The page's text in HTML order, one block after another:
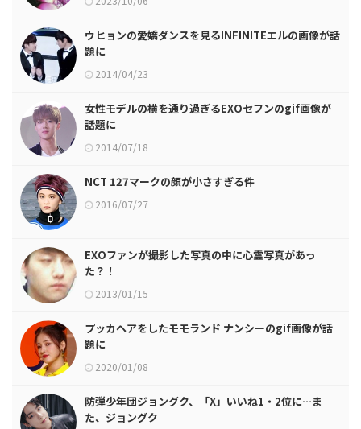
ウヒョンの愛嬌ダンスを見るINFINITEエルの画像が話
題に
2014/04/23
女性モデルの横を通り過ぎるEXOセフンのgif画像が
話題に
2014/07/18
NCT 127マークの顔が小さすぎる件
2016/07/27
EXOファンが撮影した写真の中に心霊写真があっ
た？！
2013/01/15
プッカヘアをしたモモランド ナンシーのgif画像が話
題に
2020/01/08
防弾少年団ジョングク、「X」いいね1・2位に…ま
た、ジョングク